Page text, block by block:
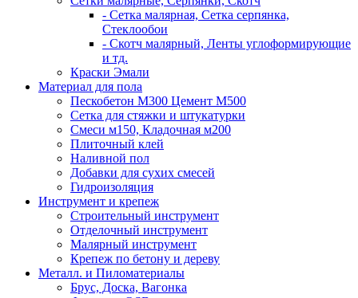
- Сетка малярная, Сетка серпянка,
Стеклообои
- Скотч малярный, Ленты углоформирующие
и тд.
Краски Эмали
Материал для пола
Пескобетон М300 Цемент М500
Сетка для стяжки и штукатурки
Смеси м150, Кладочная м200
Плиточный клей
Наливной пол
Добавки для сухих смесей
Гидроизоляция
Инструмент и крепеж
Строительный инструмент
Отделочный инструмент
Малярный инструмент
Крепеж по бетону и дереву
Металл. и Пиломатериалы
Брус, Доска, Вагонка